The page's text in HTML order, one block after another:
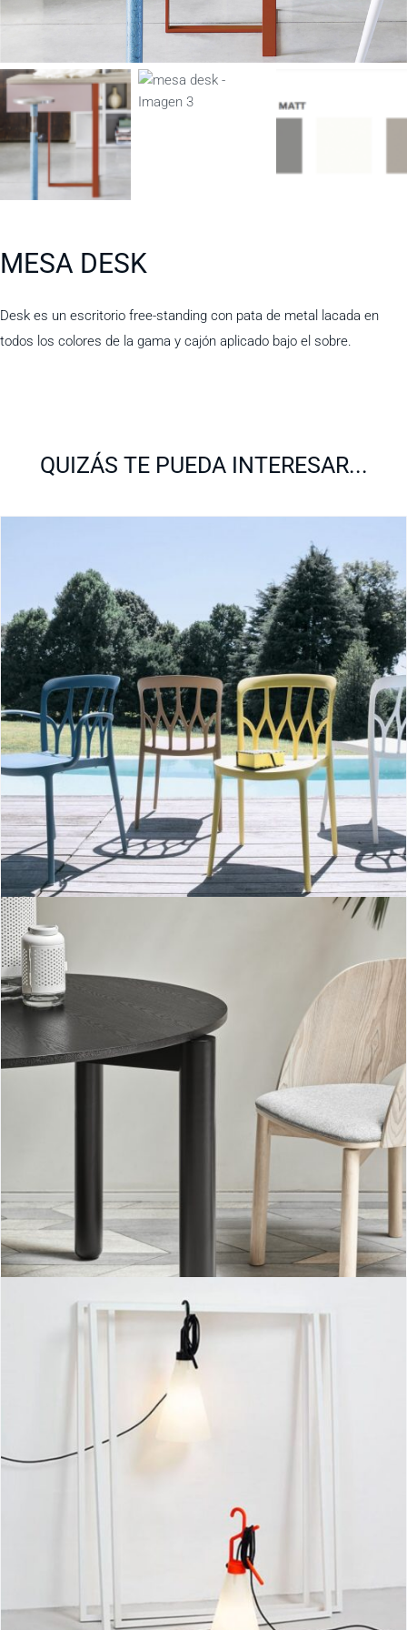
MESA DESK
Desk es un escritorio free-standing con pata de metal lacada en
todos los colores de la gama y cajón aplicado bajo el sobre.
QUIZÁS TE PUEDA INTERESAR...
Galaxy
Mesa redonda Atlas II